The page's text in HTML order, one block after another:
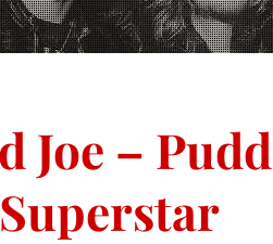
Joe –